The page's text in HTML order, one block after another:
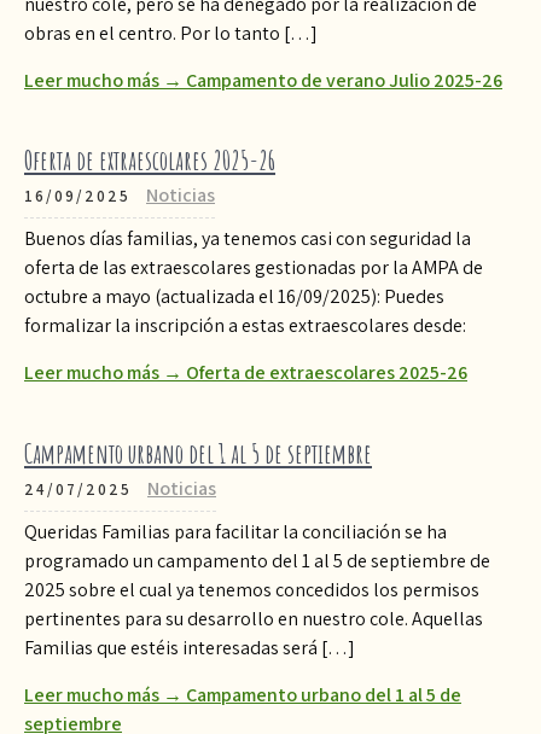
obras en el centro. Por lo tanto […]
Leer mucho más → Campamento de verano Julio 2025-26
Oferta de extraescolares 2025-26
16/09/2025
Noticias
Buenos días familias, ya tenemos casi con seguridad la
oferta de las extraescolares gestionadas por la AMPA de
octubre a mayo (actualizada el 16/09/2025): Puedes
formalizar la inscripción a estas extraescolares desde:
Leer mucho más → Oferta de extraescolares 2025-26
Campamento urbano del 1 al 5 de septiembre
24/07/2025
Noticias
Queridas Familias para facilitar la conciliación se ha
programado un campamento del 1 al 5 de septiembre de
2025 sobre el cual ya tenemos concedidos los permisos
pertinentes para su desarrollo en nuestro cole. Aquellas
Familias que estéis interesadas será […]
Leer mucho más → Campamento urbano del 1 al 5 de
septiembre